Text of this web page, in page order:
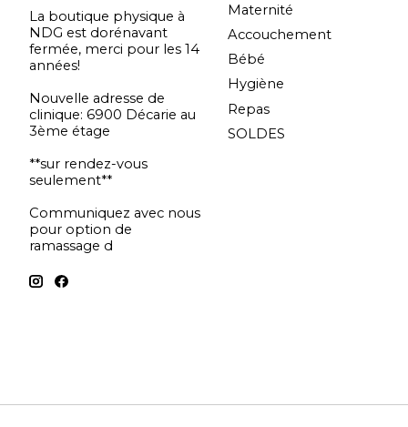
La boutique physique à
NDG est dorénavant
fermée, merci pour les 14
années!
Nouvelle adresse de
clinique: 6900 Décarie au
3ème étage
**sur rendez-vous
seulement**
Communiquez avec nous
pour option de
ramassage d
Maternité
Accouchement
Bébé
Hygiène
Repas
SOLDES